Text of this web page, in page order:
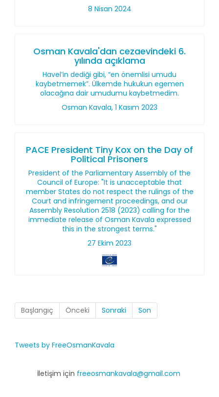
8 Nisan 2024
Osman Kavala'dan cezaevindeki 6.
yılında açıklama
Havel’in dediği gibi, “en önemlisi umudu
kaybetmemek”. Ülkemde hukukun egemen
olacağına dair umudumu kaybetmedim.
Osman Kavala, 1 Kasım 2023
PACE President Tiny Kox on the Day of
Political Prisoners
President of the Parliamentary Assembly of the
Council of Europe: "It is unacceptable that
member States do not respect the rulings of the
Court and infringement proceedings, and our
Assembly Resolution 2518 (2023) calling for the
immediate release of Osman Kavala expressed
this in the strongest terms."
27 Ekim 2023
Başlangıç Önceki Sonraki Son
Tweets by FreeOsmanKavala
İletişim için freeosmankavala@gmail.com